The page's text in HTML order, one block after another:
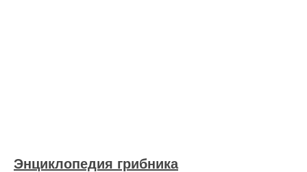
Энциклопедия грибника